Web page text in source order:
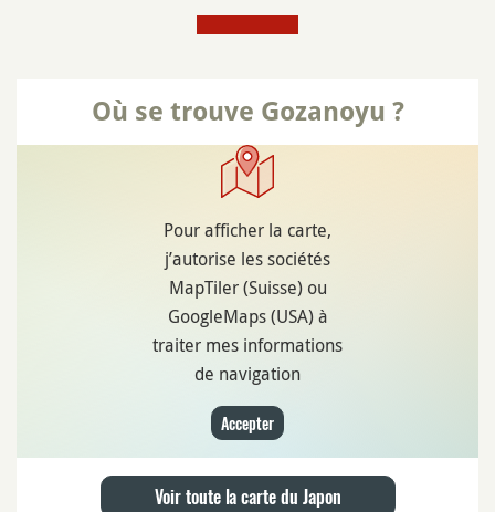
Où se trouve Gozanoyu ?
Pour afficher la carte,
j’autorise les sociétés
MapTiler (Suisse) ou
GoogleMaps (USA) à
traiter mes informations
de navigation
Accepter
Voir toute la carte du Japon